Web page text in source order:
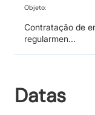
Objeto:
Contratação de
regularmen...
Datas